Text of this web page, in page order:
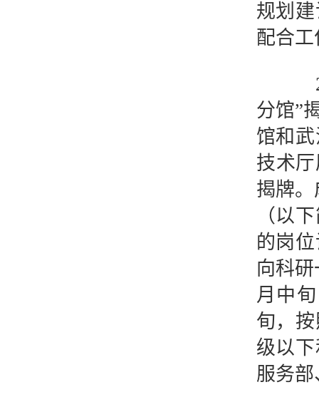
规划
配合
分馆”
馆和
技术
揭牌
（以
的岗
向科
月中
旬，
级以
服务